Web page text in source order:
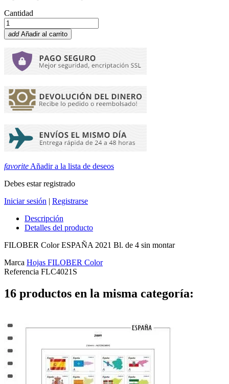
Cantidad
add Añadir al carrito
favorite Añadir a la lista de deseos
Debes estar registrado
Iniciar sesión | Registrarse
Descripción
Detalles del producto
FILOBER Color ESPAÑA 2021 Bl. de 4 sin montar
Marca Hojas FILOBER Color
Referencia FLC4021S
16 productos en la misma categoría: